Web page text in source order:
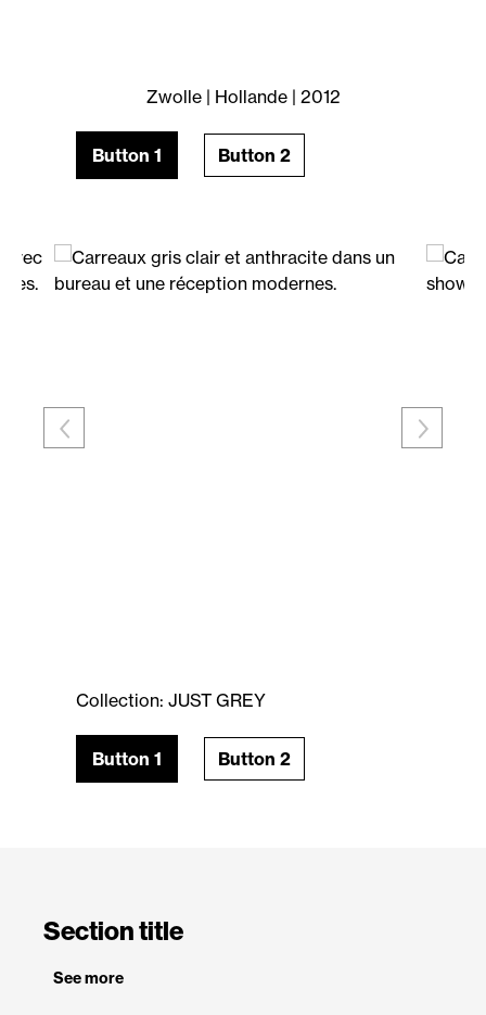
Zwolle | Hollande | 2012
Button 1 Button 2
Collection: JUST GREY
Button 1 Button 2
Section title
See more